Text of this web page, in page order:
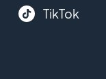
TikTok